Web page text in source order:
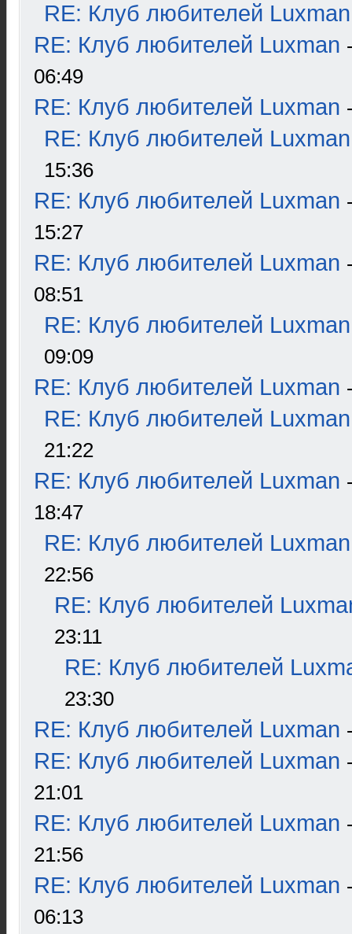
RE: Клуб любителей Luxman
RE: Клуб любителей Luxman
06:49
RE: Клуб любителей Luxman
RE: Клуб любителей Luxman
15:36
RE: Клуб любителей Luxman
15:27
RE: Клуб любителей Luxman
08:51
RE: Клуб любителей Luxman
09:09
RE: Клуб любителей Luxman
RE: Клуб любителей Luxman
21:22
RE: Клуб любителей Luxman
18:47
RE: Клуб любителей Luxman
22:56
RE: Клуб любителей
23:11
RE: Клуб любителей
23:30
RE: Клуб любителей Luxman
RE: Клуб любителей Luxman
21:01
RE: Клуб любителей Luxman
21:56
RE: Клуб любителей Luxman
06:13